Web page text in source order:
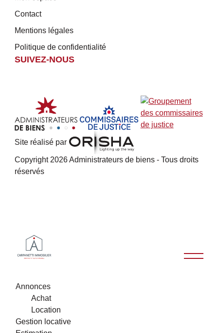
Contact
Mentions légales
Politique de confidentialité
SUIVEZ-NOUS
Site réalisé par
Copyright 2026 Administrateurs de biens - Tous droits
réservés
Annonces
Achat
Location
Gestion locative